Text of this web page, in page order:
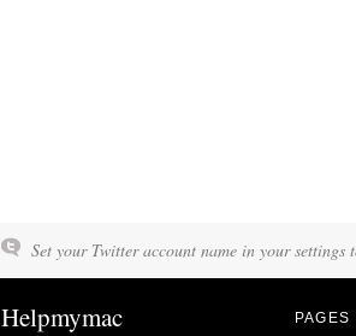
Set your Twitter account name in your settings
Helpmymac PAGES